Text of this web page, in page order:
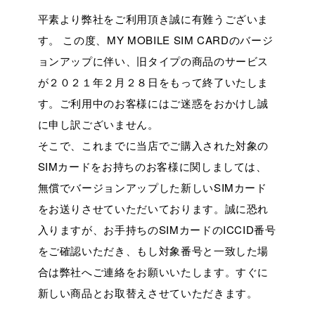
平素より弊社をご利用頂き誠に有難うございま
す。 この度、MY MOBILE SIM CARDのバージ
ョンアップに伴い、旧タイプの商品のサービス
が２０２１年２月２８日をもって終了いたしま
す。ご利用中のお客様にはご迷惑をおかけし誠
に申し訳ございません。
そこで、これまでに当店でご購入された対象の
SIMカードをお持ちのお客様に関しましては、
無償でバージョンアップした新しいSIMカード
をお送りさせていただいております。誠に恐れ
入りますが、お手持ちのSIMカードのICCID番号
をご確認いただき、もし対象番号と一致した場
合は弊社へご連絡をお願いいたします。すぐに
新しい商品とお取替えさせていただきます。